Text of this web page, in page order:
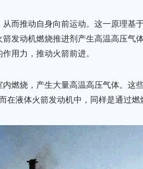
而推动自身向前运动。这一原理基
发动机燃烧推进剂产生高温高压气
用力，推动火箭前进。
燃烧，产生大量高温高压气体。这
在液体火箭发动机中，同样是通过